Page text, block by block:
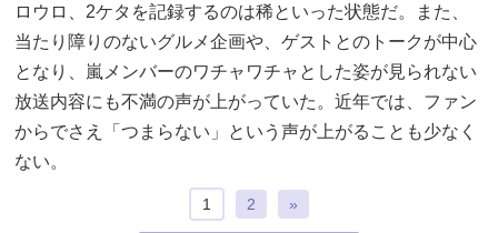
ロウロ、2ケタを記録するのは稀といった状態だ。また、
当たり障りのないグルメ企画や、ゲストとのトークが中心
となり、嵐メンバーのワチャワチャとした姿が見られない
放送内容にも不満の声が上がっていた。近年では、ファン
からでさえ「つまらない」という声が上がることも少なく
ない。
1 2 »